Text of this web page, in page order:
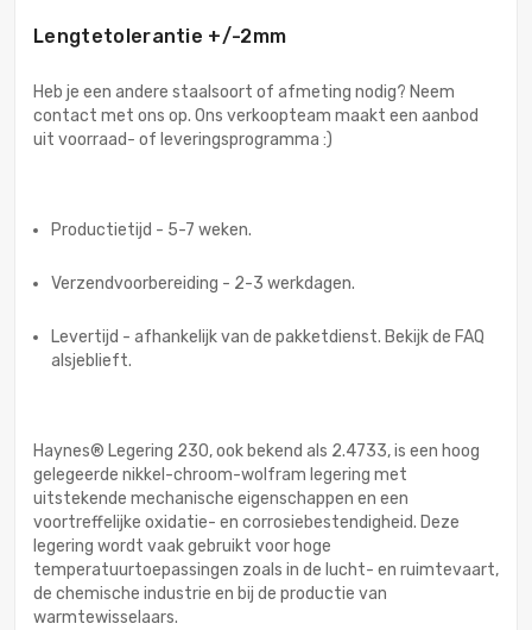
Lengtetolerantie +/-2mm
Heb je een andere staalsoort of afmeting nodig? Neem
contact met ons op. Ons verkoopteam maakt een aanbod
uit voorraad- of leveringsprogramma :)
Productietijd - 5-7 weken.
Verzendvoorbereiding - 2-3 werkdagen.
Levertijd - afhankelijk van de pakketdienst. Bekijk de FAQ
alsjeblieft.
Haynes® Legering 230, ook bekend als 2.4733, is een hoog
gelegeerde nikkel-chroom-wolfram legering met
uitstekende mechanische eigenschappen en een
voortreffelijke oxidatie- en corrosiebestendigheid. Deze
legering wordt vaak gebruikt voor hoge
temperatuurtoepassingen zoals in de lucht- en ruimtevaart,
de chemische industrie en bij de productie van
warmtewisselaars.